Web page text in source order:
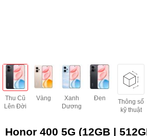
Thu Cũ
Lên Đời
Vàng
Xanh
Dương
Đen
Thông số
kỹ thuật
Honor 400 5G (12GB |